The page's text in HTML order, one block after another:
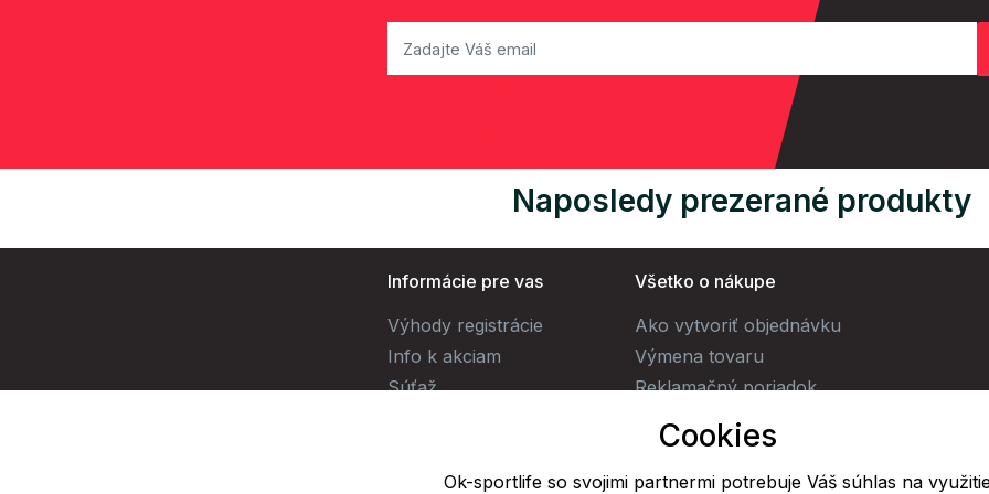
Naposledy prezerané produkty
Informácie pre vas
Výhody registrácie
Info k akciam
Súťaž
Všetko o nákupe
Ako vytvoriť objednávku
Výmena tovaru
Reklamačný poriadok
Obchodné podmienky
Doprava
Cookies
Ok-sportlife so svojimi partnermi potrebuje Váš súhlas na